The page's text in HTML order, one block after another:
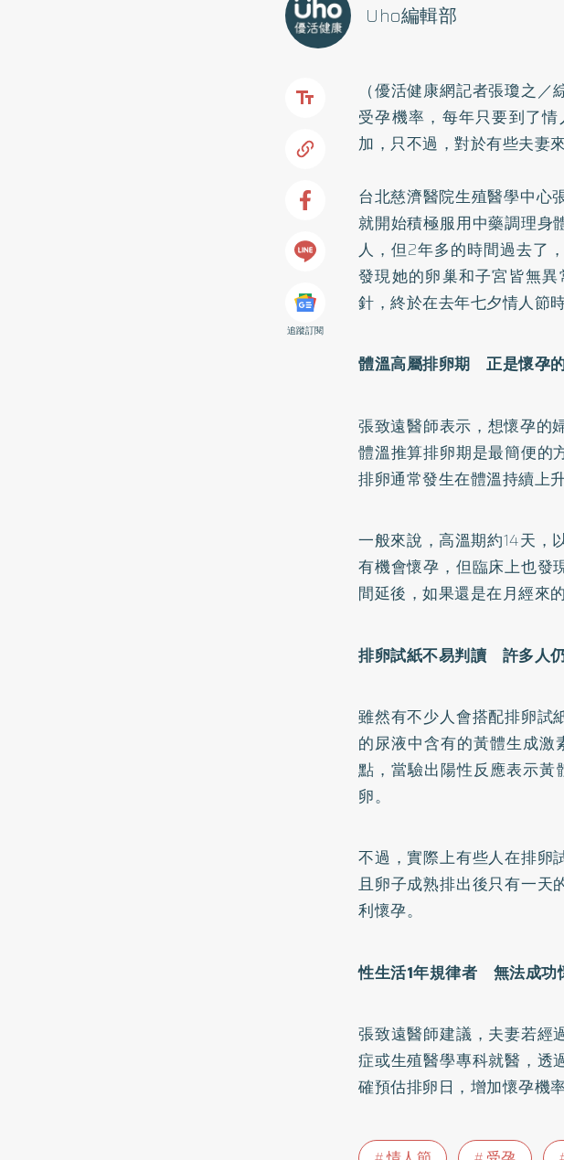
Uho編輯部
追蹤訂閱
（優活健康網記者張瓊之
受孕機率，每年只要到了
加，只不過，對於有些夫妻
台北慈濟醫院生殖醫學中心
就開始積極服用中藥調理身
人，但2年多的時間過去了
發現她的卵巢和子宮皆無
針，終於在去年七夕情人節
體溫高屬排卵期 正是懷孕
張致遠醫師表示，想懷孕的
體溫推算排卵期是最簡便的
排卵通常發生在體溫持續上
一般來說，高溫期約14天，
有機會懷孕，但臨床上也發
間延後，如果還是在月經來
排卵試紙不易判讀 許多人
雖然有不少人會搭配排卵試
的尿液中含有的黃體生成激
點，當驗出陽性反應表示
卵。
不過，實際上有些人在排卵
且卵子成熟排出後只有一天
利懷孕。
性生活1年規律者 無法成功
張致遠醫師建議，夫妻若經
症或生殖醫學專科就醫，透
確預估排卵日，增加懷孕機率